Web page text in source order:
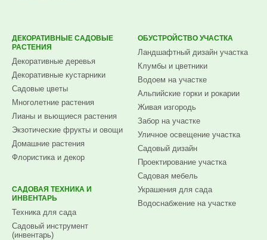
ДЕКОРАТИВНЫЕ САДОВЫЕ
РАСТЕНИЯ
Декоративные деревья
Декоративные кустарники
Садовые цветы
Многолетние растения
Лианы и вьющиеся растения
Экзотические фрукты и овощи
Домашние растения
Флористика и декор
САДОВАЯ ТЕХНИКА И
ИНВЕНТАРЬ
Техника для сада
Садовый инструмент
(инвентарь)
ОБУСТРОЙСТВО УЧАСТКА
Ландшафтный дизайн участка
Клумбы и цветники
Водоем на участке
Альпийские горки и рокарии
Живая изгородь
Забор на участке
Уличное освещение участка
Садовый дизайн
Проектирование участка
Садовая мебель
Украшения для сада
Водоснабжение на участке